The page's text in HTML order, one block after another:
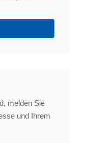
melden Sie
und Ihrem